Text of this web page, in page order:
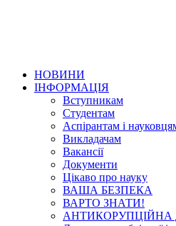
НОВИНИ
ІНФОРМАЦІЯ
Вступникам
Студентам
Аспірантам і
Викладачам
Вакансії
Документи
Цікаво про науку
ВАША БЕЗПЕКА
ВАРТО ЗНАТИ!
АНТИКОРУПЦІЙНА